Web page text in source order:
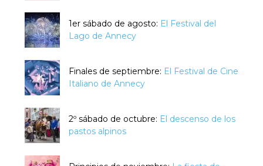
1er sábado de agosto: El Festival del
Lago de Annecy
Finales de septiembre: El Festival de Cine
Italiano de Annecy
2º sábado de octubre: El descenso de los
pastos alpinos